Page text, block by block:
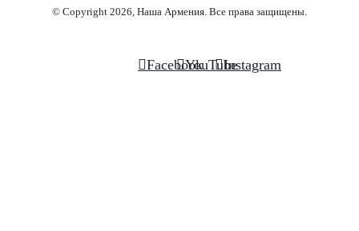
© Copyright 2026, Наша Армения. Все права защищены.
FacebookYouTubeInstagram